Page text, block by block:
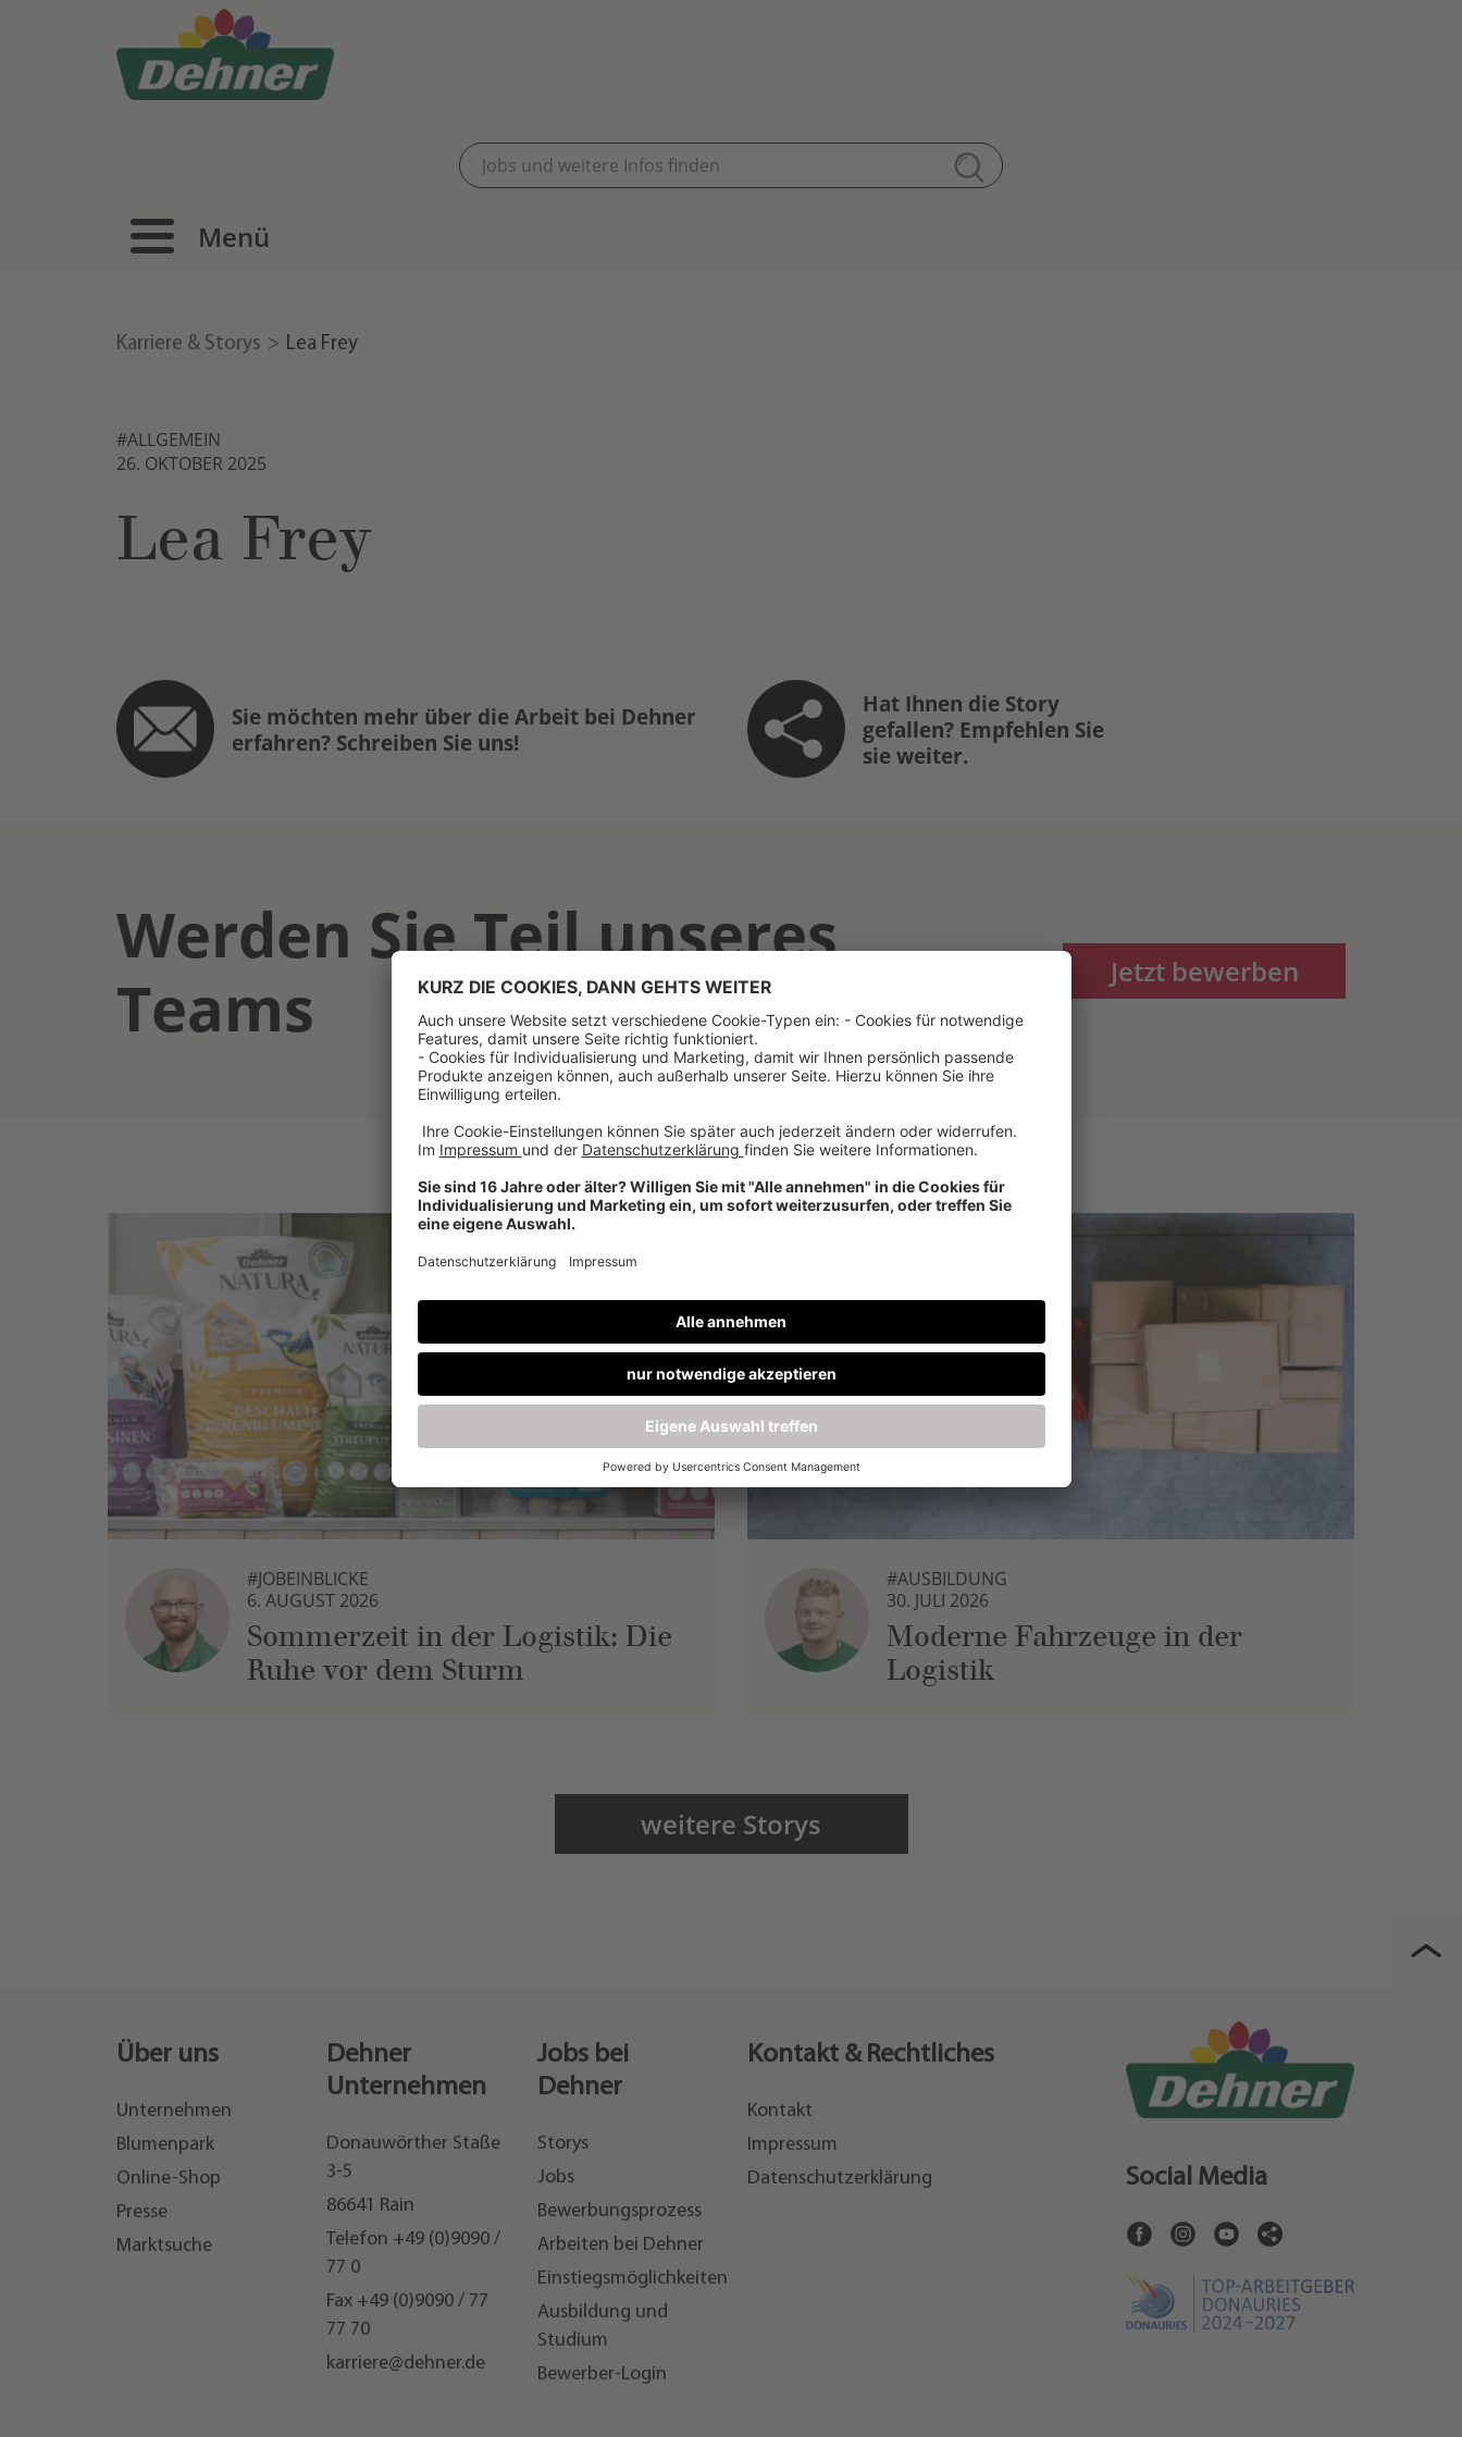
Menü
Karriere & Storys Lea Frey
#ALLGEMEIN
26. OKTOBER 2025
Lea Frey
Sie möchten mehr über die Arbeit bei Dehner
erfahren? Schreiben Sie uns!
Hat Ihnen die Story
gefallen? Empfehlen Sie
sie weiter.
Werden Sie Teil unseres
Teams
Jetzt bewerben
#JOBEINBLICKE
6. AUGUST 2026
Sommerzeit in der Logistik: Die
Ruhe vor dem Sturm
#AUSBILDUNG
30. JULI 2026
Moderne Fahrzeuge in der
Logistik
weitere Storys
Über uns
Unternehmen
Blumenpark
Online-Shop
Presse
Marktsuche
Dehner
Unternehmen
Donauwörther Staße
3-5
86641 Rain
Telefon +49 (0)9090 /
77 0
Fax +49 (0)9090 / 77
77 70
karriere@dehner.de
Jobs bei
Dehner
Storys
Jobs
Bewerbungsprozess
Arbeiten bei Dehner
Einstiegsmöglichkeiten
Ausbildung und
Studium
Bewerber-Login
Kontakt & Rechtliches
Kontakt
Impressum
Datenschutzerklärung
Social Media